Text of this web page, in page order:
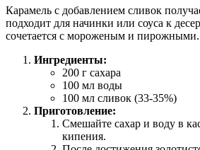
Карамель с добавлением сливок
подходит для начинки или соуса к
сочетается с мороженым и пирожными.
Ингредиенты:
200 г сахара
100 мл воды
100 мл сливок (33-35%)
Приготовление:
Смешайте сахар и воду в
кипения.